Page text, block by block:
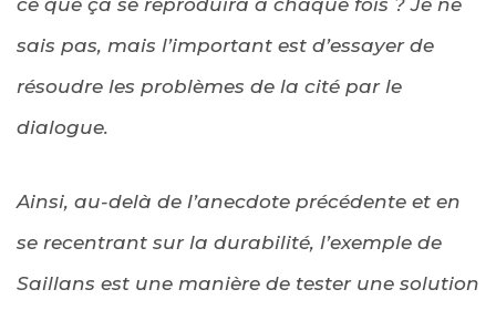
sais pas, mais l’important est d’essayer de
résoudre les problèmes de la cité par le
dialogue.
Ainsi, au-delà de l’anecdote précédente et en
se recentrant sur la durabilité, l’exemple de
Saillans est une manière de tester une solution